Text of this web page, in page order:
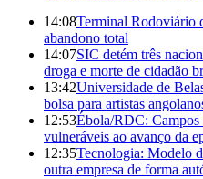
14:08Terminal Rodoviário
abandono total
14:07SIC detém três
droga e morte de cidadão
13:42Universidade de
bolsa para artistas
12:53Ébola/RDC: Campos
vulneráveis ao avanço da
12:35Tecnologia: Modelo
outra empresa de forma